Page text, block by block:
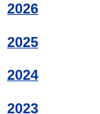
2026
2025
2024
2023